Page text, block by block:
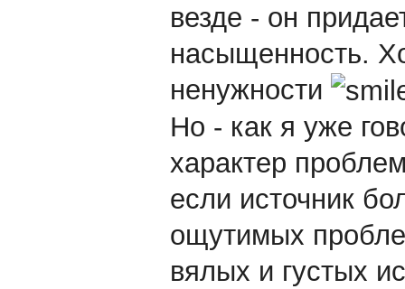
везде - он
насыщенность.
ненужности
Но - как я уже
характер
если источник
ощутимых
вялых и густых